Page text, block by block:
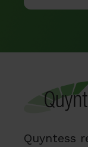
Quyntess